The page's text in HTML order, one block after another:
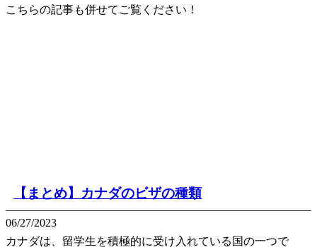
こちらの記事も併せてご覧ください！
【まとめ】カナダのビザの種類
06/27/2023
カナダは、留学生を積極的に受け入れている国の一つで